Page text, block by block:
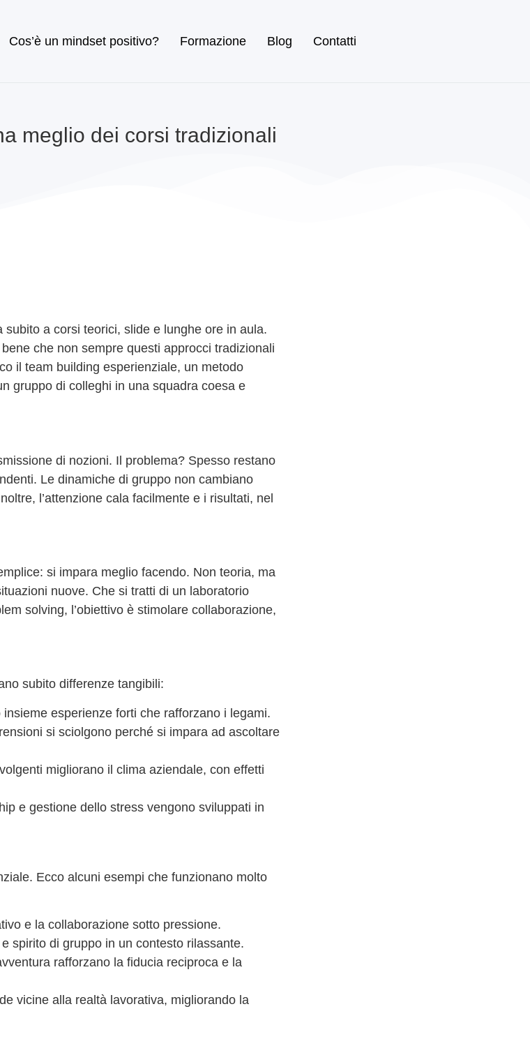
Cos’è un mindset positivo? Formazione Blog Contatti
meglio dei corsi tradizionali
subito a corsi teorici, slide e lunghe ore in aula.
che non sempre questi approcci tradizionali
il team building esperienziale, un metodo
gruppo di colleghi in una squadra coesa e
di nozioni. Il problema? Spesso restano
Le dinamiche di gruppo non cambiano
l’attenzione cala facilmente e i risultati, nel
si impara meglio facendo. Non teoria, ma
nuove. Che si tratti di un laboratorio
solving, l’obiettivo è stimolare collaborazione,
subito differenze tangibili:
esperienze forti che rafforzano i legami.
si sciolgono perché si impara ad ascoltare
migliorano il clima aziendale, con effetti
e gestione dello stress vengono sviluppati in
Ecco alcuni esempi che funzionano molto
e la collaborazione sotto pressione.
spirito di gruppo in un contesto rilassante.
rafforzano la fiducia reciproca e la
vicine alla realtà lavorativa, migliorando la